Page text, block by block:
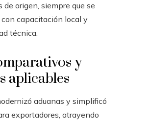
de origen, siempre que se
capacitación local y
técnica.
y
aplicables
aduanas y simplificó
exportadores, atrayendo